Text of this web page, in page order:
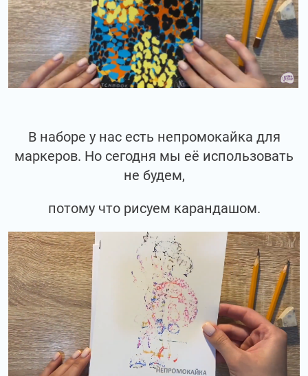
В наборе у нас есть непромокайка для
маркеров. Но сегодня мы её использовать
не будем,
потому что рисуем карандашом.